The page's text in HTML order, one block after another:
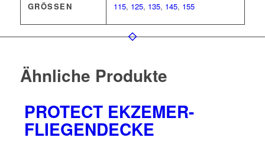
GRÖSSEN 115, 125, 135, 145, 155
Ähnliche Produkte
PROTECT EKZEMER-
FLIEGENDECKE